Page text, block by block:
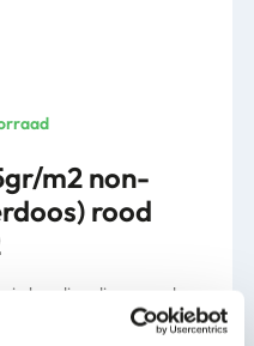
m2 non-
rood
handige dispenserdoos.